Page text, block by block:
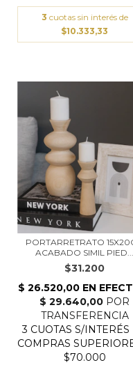
3 cuotas sin interés de
$10.333,33
PORTARRETRATO
ACABADO SIMIL PIED...
$31.200